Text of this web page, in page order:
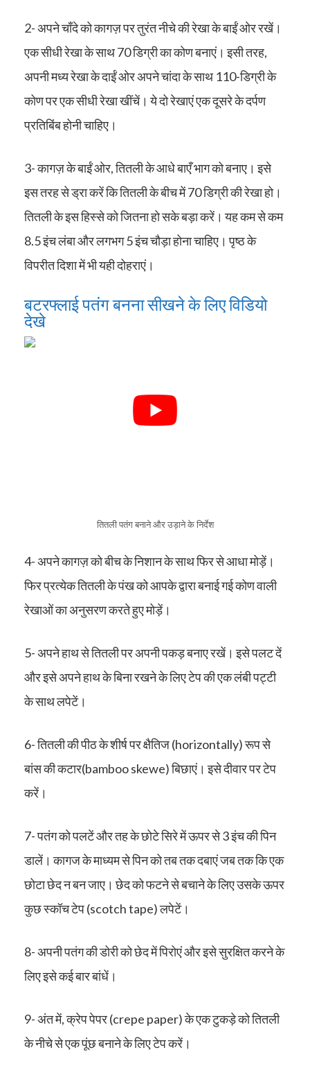
2- अपने चाँदे को कागज़ पर तुरंत नीचे की रेखा के बाईं ओर रखें।
एक सीधी रेखा के साथ 70 डिग्री का कोण बनाएं। इसी तरह,
अपनी मध्य रेखा के दाईं ओर अपने चांदा के साथ 110-डिग्री के
कोण पर एक सीधी रेखा खींचें। ये दो रेखाएं एक दूसरे के दर्पण
प्रतिबिंब होनी चाहिए।
3- कागज़ के बाईं ओर, तितली के आधे बाएँ भाग को बनाए। इसे
इस तरह से ड्रा करें कि तितली के बीच में 70 डिग्री की रेखा हो।
तितली के इस हिस्से को जितना हो सके बड़ा करें। यह कम से कम
8.5 इंच लंबा और लगभग 5 इंच चौड़ा होना चाहिए। पृष्ठ के
विपरीत दिशा में भी यही दोहराएं।
बटरफ्लाई पतंग बनना सीखने के लिए विडियो
देखे
तितली पतंग बनाने और उड़ाने के निर्देश
4- अपने कागज़ को बीच के निशान के साथ फिर से आधा मोड़ें।
फिर प्रत्येक तितली के पंख को आपके द्वारा बनाई गई कोण वाली
रेखाओं का अनुसरण करते हुए मोड़ें।
5- अपने हाथ से तितली पर अपनी पकड़ बनाए रखें। इसे पलट दें
और इसे अपने हाथ के बिना रखने के लिए टेप की एक लंबी पट्टी
के साथ लपेटें।
6- तितली की पीठ के शीर्ष पर क्षैतिज (horizontally) रूप से
बांस की कटार(bamboo skewe) बिछाएं। इसे दीवार पर टेप
करें।
7- पतंग को पलटें और तह के छोटे सिरे में ऊपर से 3 इंच की पिन
डालें। कागज के माध्यम से पिन को तब तक दबाएं जब तक कि एक
छोटा छेद न बन जाए। छेद को फटने से बचाने के लिए उसके ऊपर
कुछ स्कॉच टेप (scotch tape) लपेटें।
8- अपनी पतंग की डोरी को छेद में पिरोएं और इसे सुरक्षित करने के
लिए इसे कई बार बांधें।
9- अंत में, क्रेप पेपर (crepe paper) के एक टुकड़े को तितली
के नीचे से एक पूंछ बनाने के लिए टेप करें।